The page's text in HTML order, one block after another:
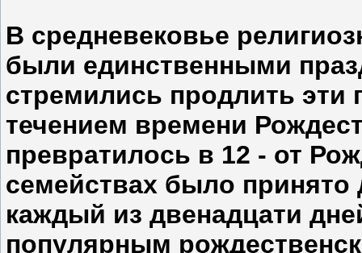
В средневековье
были единственными
стремились продлить
течением времени
превратилось в 12 - от
семействах было принято
каждый из двенадцати
популярным